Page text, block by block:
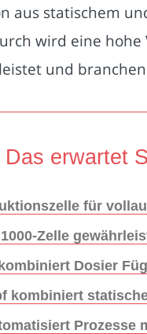
aus statischem
wird eine
und
erwartet
für
Zelle
Dosier
kombiniert
Prozesse